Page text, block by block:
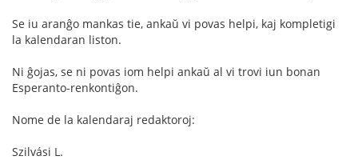
Se iu aranĝo mankas tie, ankaŭ vi povas helpi, kaj kompletigi
la kalendaran liston.
Ni ĝojas, se ni povas iom helpi ankaŭ al vi trovi iun bonan
Esperanto-renkontiĝon.
Nome de la kalendaraj redaktoroj:
Szilvási L.